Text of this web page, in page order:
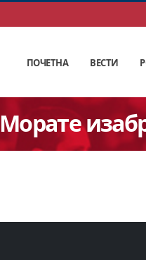
ПОЧЕТНА ВЕСТИ
Морате